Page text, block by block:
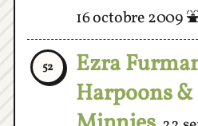
52
Ezra
Harpoons &
Minnies,22